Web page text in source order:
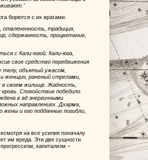
борются с их врагами.
отвлеченность, традиция,
сдержанность, процветание,
с Кали-югой. Кали-юга,
свое средство передвижения
телу, объятый ужасом,
женщин, раненый стрелами,
в своем жилище. Жадность,
Спокойствие победило
в ад энергичными
направлениях. Дхарма,
жены и его подданные погибли,
на все усилия поначалу
им вреда. Эти две сущности
капитализм –